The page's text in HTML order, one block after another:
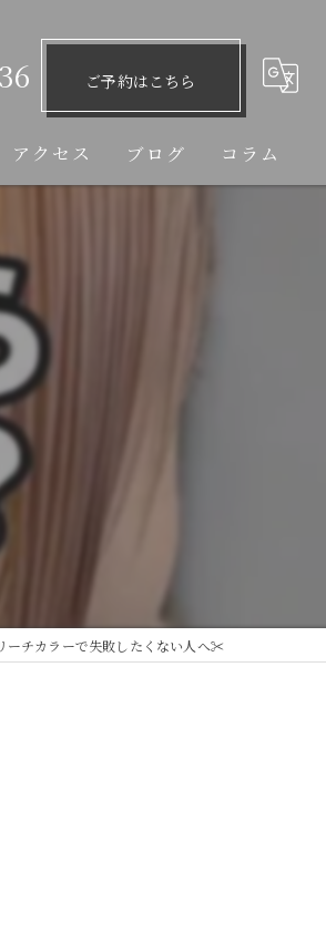
ご予約はこちら
アクセス ブログ コラム
ーチカラーで失敗したくない人へ✂️